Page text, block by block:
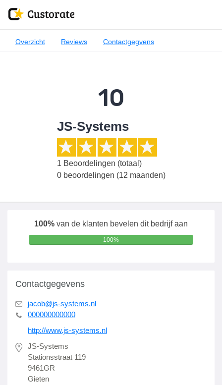
Overzicht Reviews Contactgegvens
10
JS-Systems
1 Beoordelingen (totaal)
0 beoordelingen (12 maanden)
100% van de klanten bevelen dit bedrijf aan
100%
Contactgegevens
jacob@js-systems.nl
000000000000
http://www.js-systems.nl
JS-Systems
Stationsstraat 119
9461GR
Gieten